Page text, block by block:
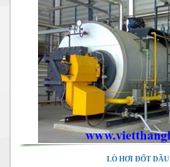
LÒ HƠI ĐỐT DẦU